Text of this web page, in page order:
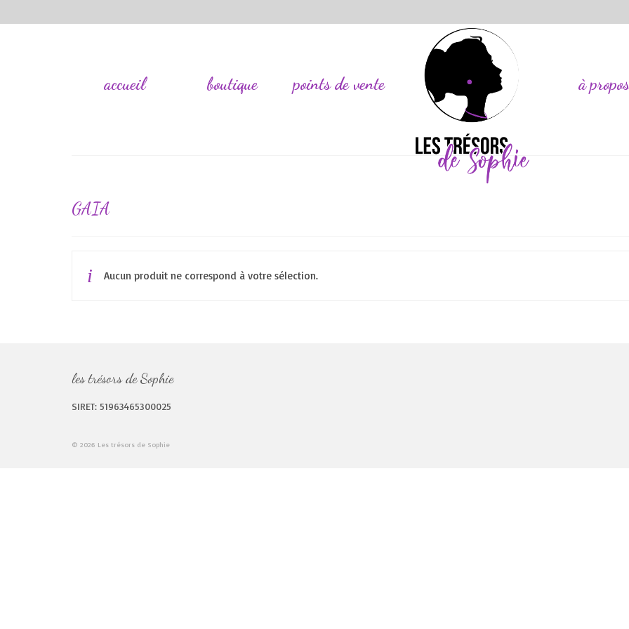
accueil boutique points de vente à propos
GAIA
Aucun produit ne correspond à votre sélection.
les trésors de Sophie
SIRET: 51963465300025
© 2026 Les trésors de Sophie